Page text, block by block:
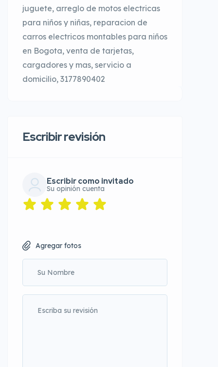
juguete, arreglo de motos electricas
para niños y niñas, reparacion de
carros electricos montables para niños
en Bogota, venta de tarjetas,
cargadores y mas, servicio a
domicilio, 3177890402
Escribir revisión
Escribir como invitado
Su opinión cuenta
Agregar fotos